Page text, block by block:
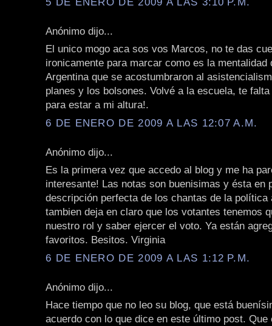
Anónimo dijo...
El unico mogo aca sos vos Marcos, no te das
ironicamente para marcar como es la mentalidad
Argentina que se acostumbraron al
planes y los bolsones. Volvé a la escuela, te
para estar a mi altura!.
6 DE ENERO DE 2009 A LAS 12:07 A.M.
Anónimo dijo...
Es la primera vez que accedo al blog y me ha
interesante! Las notas son buenisimas y ésta en
descripción perfecta de los chantas de la política
tambien deja en claro que los votantes tenemos
nuestro rol y saber ejercer el voto. Ya están
favoritos. Besitos. Virginia
6 DE ENERO DE 2009 A LAS 1:12 P.M.
Anónimo dijo...
Hace tiempo que no leo su blog, que está
acuerdo con lo que dice en este último post. Que